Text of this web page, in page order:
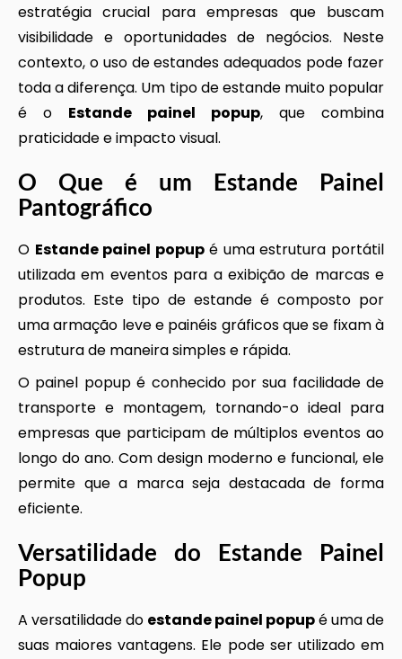
estratégia crucial para empresas que buscam
visibilidade e oportunidades de negócios. Neste
contexto, o uso de estandes adequados pode fazer
toda a diferença. Um tipo de estande muito popular
é o Estande painel popup, que combina
praticidade e impacto visual.
O Que é um Estande Painel
Pantográfico
O Estande painel popupé uma estrutura portátil
utilizada em eventos para a exibição de marcas e
produtos. Este tipo de estande é composto por
uma armação leve e painéis gráficos que se fixam à
estrutura de maneira simples e rápida.
O painel popup é conhecido por sua facilidade de
transporte e montagem, tornando-o ideal para
empresas que participam de múltiplos eventos ao
longo do ano. Com design moderno e funcional, ele
permite que a marca seja destacada de forma
eficiente.
Versatilidade do Estande Painel
Popup
A versatilidade do estande painel popupé uma de
suas maiores vantagens. Ele pode ser utilizado em